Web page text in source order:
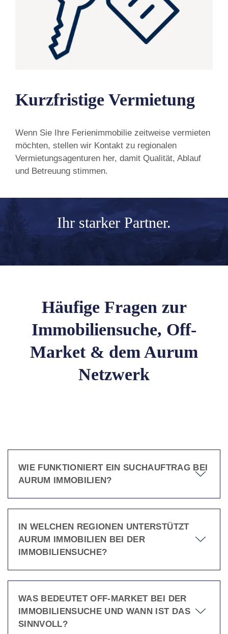
Kurzfristige Vermietung
Wenn Sie Ihre Ferienimmobilie zeitweise vermieten
möchten, stellen wir Kontakt zu regionalen
Vermietungsagenturen her, damit Qualität, Ablauf
und Betreuung stimmen.
Ihr starker Partner.
Häufige Fragen zur
Immobiliensuche, Off-
Market & dem Aurum
Netzwerk
WIE FUNKTIONIERT EIN SUCHAUFTRAG BEI
AURUM IMMOBILIEN?
IN WELCHEN REGIONEN UNTERSTÜTZT
AURUM IMMOBILIEN BEI DER
IMMOBILIENSUCHE?
WAS BEDEUTET OFF-MARKET BEI DER
IMMOBILIENSUCHE UND WANN IST DAS
SINNVOLL?